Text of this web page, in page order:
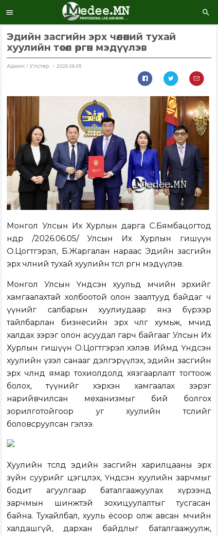
Эдийн засгийн эрх чөлөөний тухай
хуулийн төсөл өргөн мэдүүлэв
Aдмин / Улстөр 2026.06.05
Монгол Улсын Их Хурлын дарга С.Бямбацогтод
өнөөдөр /2026.06.05/ Улсын Их Хурлын гишүүн
О.Цогтгэрэл, Б.Жаргалан нараас Эдийн засгийн
эрх чөлөөний тухай хуулийн төсөл өргөн мэдүүлэв.
Монгол Улсын Үндсэн хуульд өмчийн эрхийг
хамгаалахтай холбоотой олон заалтууд байдаг ч
үүнийг салбарын хуулиудаар янз бүрээр
тайлбарлан бизнесийн эрх чөлөөг хумьж, өмчид
халдах зэрэг олон асуудал гарч байгааг Улсын Их
Хурлын гишүүн О.Цогтгэрэл хэлэв. Иймд Үндсэн
хуулийн үзэл санааг дэлгэрүүлэх, эдийн засгийн
эрх чөлөөнд ямар тохиолдолд хязгаарлалт тогтоож
болох, түүнийг хэрхэн хамгаалах зэрэг
нарийвчилсан механизмыг бий болгох
зорилготойгоор уг хуулийн төслийг
боловсруулсан гэлээ.
Хуулийн төсөлд эдийн засгийн харилцааны эрх
зүйн суурийг цэгцлэх, Үндсэн хуулийн зарчмыг
бодит агуулгаар баталгаажуулах хүрээнд
зарчмын шинжтэй зохицуулалтыг тусгасан
байна. Тухайлбал, хууль ёсоор олж авсан өмчийн
халдашгүй, дархан байдлыг баталгаажуулж,